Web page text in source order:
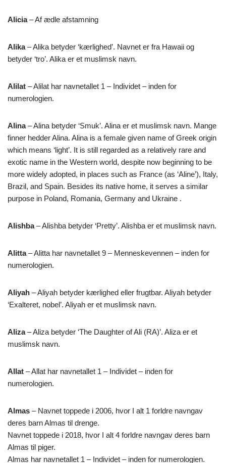
Alicia– Af ædle afstamning
Alika– Alika betyder ‘kærlighed’. Navnet er fra Hawaii og
betyder ‘tro’. Alika er et muslimsk navn.
Alilat – Alilat har navnetallet 1 – Individet – inden for
numerologien.
Alina– Alina betyder ‘Smuk’. Alina er et muslimsk navn. Mange
finner hedder Alina. Alina is a female given name of Greek origin
which means ‘light’. It is still regarded as a relatively rare and
exotic name in the Western world, despite now beginning to be
more widely adopted, in places such as France (as ‘Aline’), Italy,
Brazil, and Spain. Besides its native home, it serves a similar
purpose in Poland, Romania, Germany and Ukraine .
Alishba– Alishba betyder ‘Pretty’. Alishba er et muslimsk navn.
Alitta– Alitta har navnetallet 9 – Menneskevennen – inden for
numerologien.
Aliyah – Aliyah betyder kærlighed eller frugtbar. Aliyah betyder
‘Exalteret, nobel’. Aliyah er et muslimsk navn.
Aliza– Aliza betyder ‘The Daughter of Ali (RA)’. Aliza er et
muslimsk navn.
Allat – Allat har navnetallet 1 – Individet – inden for
numerologien.
Almas – Navnet toppede i 2006, hvor I alt 1 forldre navngav
deres barn Almas til drenge.
Navnet toppede i 2018, hvor I alt 4 forldre navngav deres barn
Almas til piger.
Almas har navnetallet 1 – Individet – inden for numerologien.